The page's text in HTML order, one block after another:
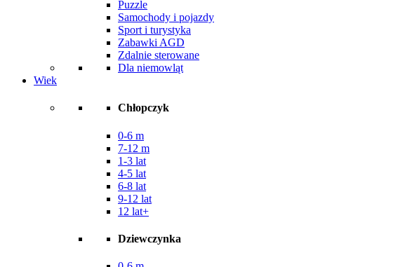
Puzzle
Samochody i pojazdy
Sport i turystyka
Zabawki AGD
Zdalnie sterowane
Dla niemowląt
Wiek
Chłopczyk
0-6 m
7-12 m
1-3 lat
4-5 lat
6-8 lat
9-12 lat
12 lat+
Dziewczynka